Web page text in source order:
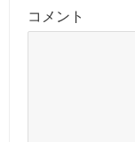
コメント